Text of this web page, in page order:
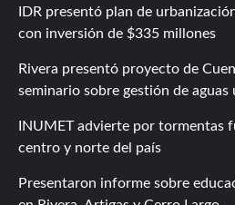
IDR presentó plan de
con inversión de $335 millones
Rivera presentó proyecto de
seminario sobre gestión de aguas
INUMET advierte por tormentas
centro y norte del país
Presentaron informe sobre